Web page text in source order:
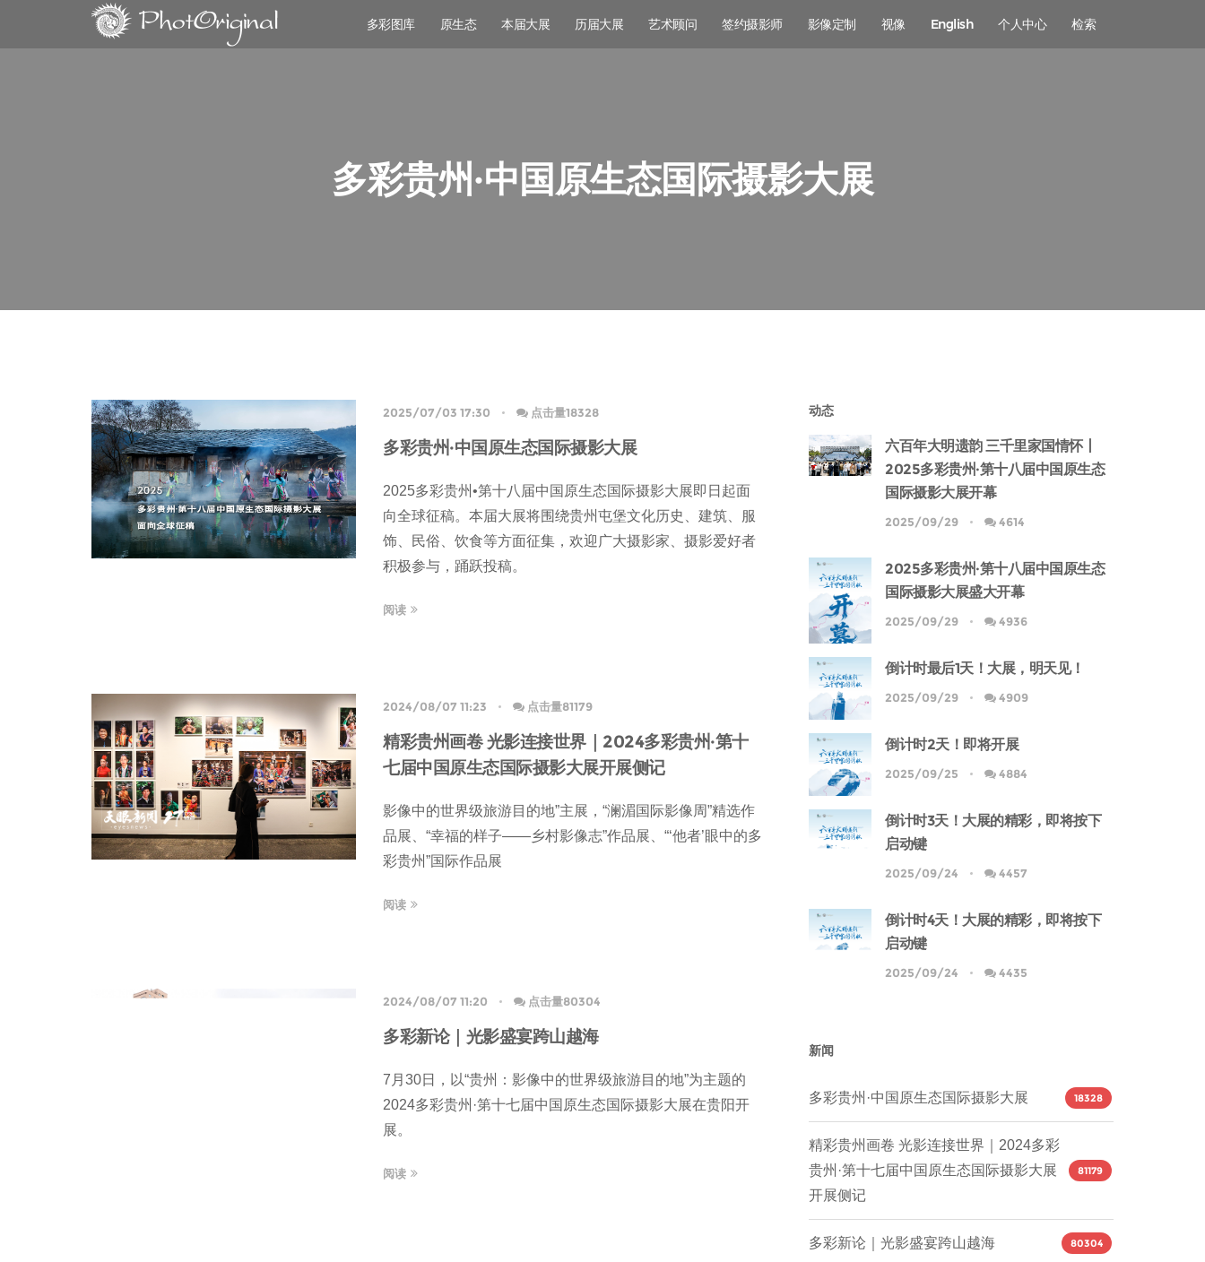
多彩图库 原生态 本届大展 历届大展 艺术顾问 签约摄影师 影像定制 视像 English 个人中心 检索
多彩贵州·中国原生态国际摄影大展
2025/07/03 17:30 点击量18328
多彩贵州·中国原生态国际摄影大展
2025多彩贵州•第十八届中国原生态国际摄影大展即日起面
向全球征稿。本届大展将围绕贵州屯堡文化历史、建筑、服
饰、民俗、饮食等方面征集，欢迎广大摄影家、摄影爱好者
积极参与，踊跃投稿。
阅读
2024/08/07 11:23 点击量81179
精彩贵州画卷 光影连接世界｜2024多彩贵州·第十
七届中国原生态国际摄影大展开展侧记
影像中的世界级旅游目的地”主展，“澜湄国际影像周”精选作
品展、“幸福的样子——乡村影像志”作品展、“‘他者’眼中的多
彩贵州”国际作品展
阅读
2024/08/07 11:20 点击量80304
多彩新论｜光影盛宴跨山越海
7月30日，以“贵州：影像中的世界级旅游目的地”为主题的
2024多彩贵州·第十七届中国原生态国际摄影大展在贵阳开
展。
阅读
动态
六百年大明遗韵 三千里家国情怀丨
2025多彩贵州·第十八届中国原生态
国际摄影大展开幕
2025/09/29 4614
2025多彩贵州·第十八届中国原生态
国际摄影大展盛大开幕
2025/09/29 4936
倒计时最后1天！大展，明天见！
2025/09/29 4909
倒计时2天！即将开展
2025/09/25 4884
倒计时3天！大展的精彩，即将按下
启动键
2025/09/24 4457
倒计时4天！大展的精彩，即将按下
启动键
2025/09/24 4435
新闻
多彩贵州·中国原生态国际摄影大展 18328
精彩贵州画卷 光影连接世界｜2024多彩
贵州·第十七届中国原生态国际摄影大展
开展侧记
81179
多彩新论｜光影盛宴跨山越海 80304